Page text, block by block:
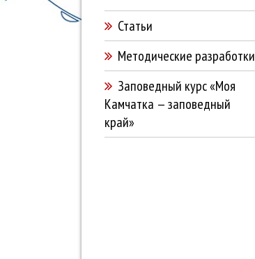
Статьи
Методические разработки
Заповедный курс «Моя
Камчатка — заповедный
край»